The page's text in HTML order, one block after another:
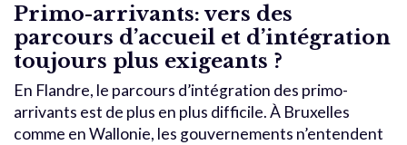
Primo-arrivants: vers des
parcours d’accueil et d’intégration
toujours plus exigeants ?
En Flandre, le parcours d’intégration des primo-
arrivants est de plus en plus difficile. À Bruxelles
comme en Wallonie, les gouvernements n’entendent